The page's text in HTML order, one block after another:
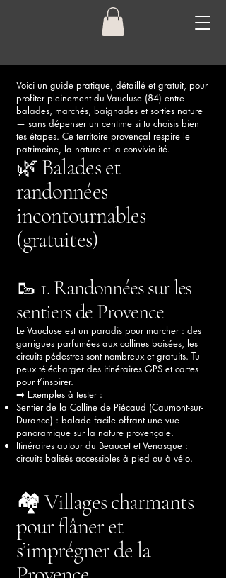
Voici un guide pratique, détaillé et gratuit, pour
profiter pleinement du Vaucluse (84) entre
balades, marchés, baignades et sorties nature
— sans dépenser un centime si tu choisis bien
tes étapes. Ce territoire provençal respire le
patrimoine, la nature et la convivialité.
🌿 Balades et
randonnées
incontournables
(gratuites)
🥾 1. Randonnées sur les
sentiers de Provence
Le Vaucluse est un paradis pour marcher : des
garrigues parfumées aux collines boisées, les
circuits pédestres sont nombreux et gratuits. Tu
peux télécharger des itinéraires GPS et cartes
pour t’inspirer.
➡️ Exemples à tester :
Sentier de la Colline de Piécaud (Caumont-sur-
Durance) : balade facile offrant une vue
panoramique sur la nature provençale.
Itinéraires autour du Beaucet et Venasque :
circuits balisés accessibles à pied ou à vélo.
🏘️ Villages charmants
pour flâner et
s’imprégner de la